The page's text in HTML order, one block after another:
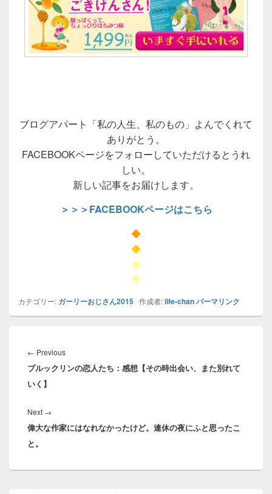
ブログアパート「私の人生、私のもの」よんでくれて
ありがとう。
FACEBOOKページをフォローしていただけるとうれ
しい。
新しい記事をお届けします。
＞＞＞FACEBOOKページはこちら
◆
◆
◆
◆
カテゴリー: ガーリーおじさん2015 作成者:life-chanパーマリンク
稿
ナ
ビ
ゲ
シ
ョ
ン
← PreviousPrevious
post:
ブルックリンの恋人たち：感想【その時出会い、また別れて
いく】
Next →
post:
偉大な作家にはなれなかったけど。連休の夜にふと思ったこ
と。